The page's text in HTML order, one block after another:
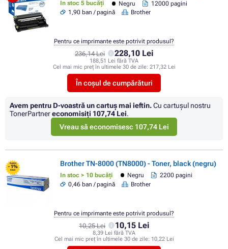
In stoc 5 bucăți Negru
12000 pagini
1,90 ban / pagină
Brother
236,14 Lei 228,10 Lei
188,51 Lei fără TVA
Cel mai mic preț în ultimele 30 de zile: 217,32 Lei
În coșul de cumpărături
Pentru ce imprimante este potrivit produsul?
Avem pentru D-voastră un cartuș mai ieftin.Cu cartuşul nostru
TonerPartnereconomisiţi 107,74 Lei.
Vreau să economisesc 107,74 Lei
FLASH
- 1%
SALE
Brother TN-8000 (TN8000) - Toner, black (negru)
In stoc > 10 bucăți Negru
2200 pagini
0,46 ban / pagină
Brother
10,25 Lei 10,15 Lei
8,39 Lei fără TVA
Cel mai mic preț în ultimele 30 de zile: 10,22 Lei
Pentru ce imprimante este potrivit produsul?